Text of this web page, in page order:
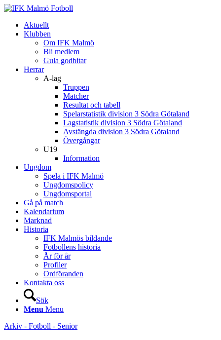
Aktuellt
Klubben
Om IFK Malmö
Bli medlem
Gula godbitar
Herrar
A-lag
Truppen
Matcher
Resultat och tabell
Spelarstatistik division 3 Södra Götaland
Lagstatistik division 3 Södra Götaland
Avstängda division 3 Södra Götaland
Övergångar
U19
Information
Ungdom
Spela i IFK Malmö
Ungdomspolicy
Ungdomsportal
Gå på match
Kalendarium
Marknad
Historia
IFK Malmös bildande
Fotbollens historia
År för år
Profiler
Ordföranden
Kontakta oss
Sök
Menu Menu
Arkiv - Fotboll - Senior